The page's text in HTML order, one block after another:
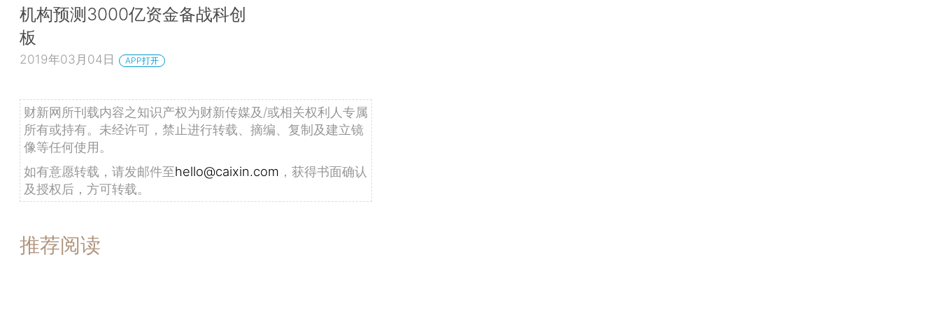
机构预测3000亿资金备战科创
板
2019年03月04日 APP打开
财新网所刊载内容之知识产权为财新传媒及/或相关权利人专属
所有或持有。未经许可，禁止进行转载、摘编、复制及建立镜
像等任何使用。
如有意愿转载，请发邮件至hello@caixin.com ，获得书面确认
及授权后，方可转载。
推荐阅读